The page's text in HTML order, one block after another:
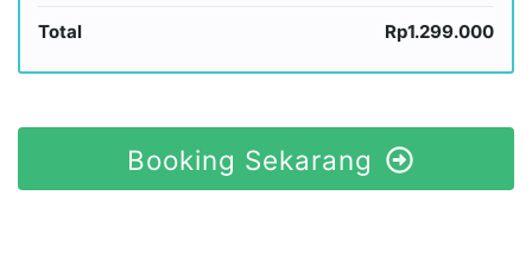
Total Rp1.299.000
Booking Sekarang